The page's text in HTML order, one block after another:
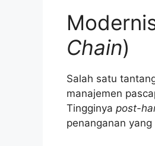
Chain)
Salah satu
manajemen
Tingginya post-
penanganan